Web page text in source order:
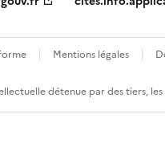
Mentions légales
détenue par des tiers,